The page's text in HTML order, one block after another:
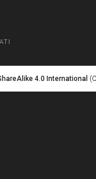
4.0 International